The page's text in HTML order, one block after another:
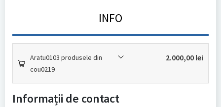
INFO
Aratu0103 produsele din
cou0219
2.000,00 lei
Informații de contact